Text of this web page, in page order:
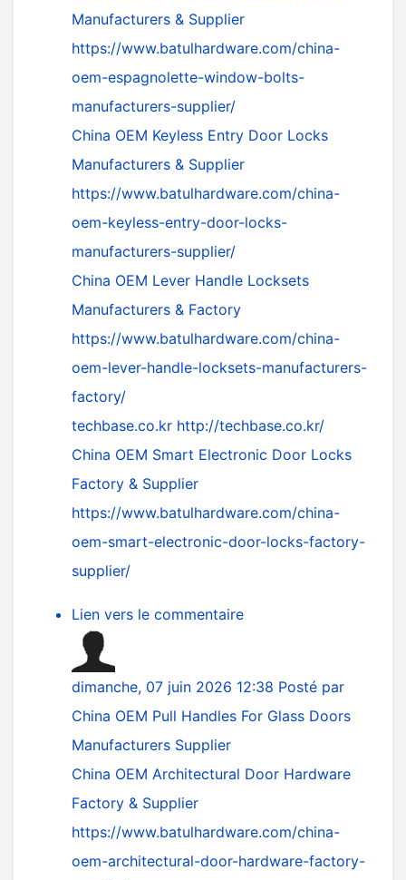
Manufacturers & Supplier
https://www.batulhardware.com/china-
oem-espagnolette-window-bolts-
manufacturers-supplier/
China OEM Keyless Entry Door Locks
Manufacturers & Supplier
https://www.batulhardware.com/china-
oem-keyless-entry-door-locks-
manufacturers-supplier/
China OEM Lever Handle Locksets
Manufacturers & Factory
https://www.batulhardware.com/china-
oem-lever-handle-locksets-manufacturers-
factory/
techbase.co.kr http://techbase.co.kr/
China OEM Smart Electronic Door Locks
Factory & Supplier
https://www.batulhardware.com/china-
oem-smart-electronic-door-locks-factory-
supplier/
Lien vers le commentaire
dimanche, 07 juin 2026 12:38 Posté par
China OEM Pull Handles For Glass Doors
Manufacturers Supplier
China OEM Architectural Door Hardware
Factory & Supplier
https://www.batulhardware.com/china-
oem-architectural-door-hardware-factory-